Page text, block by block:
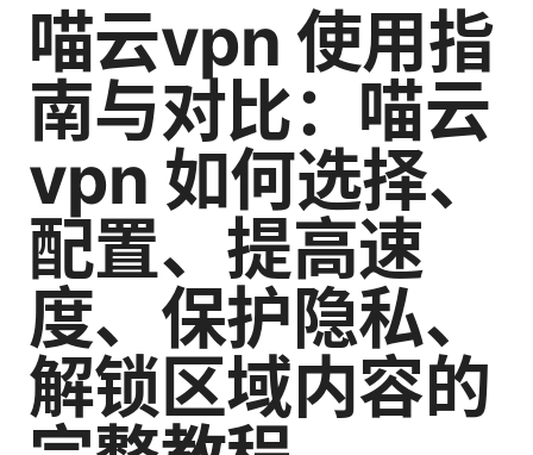
喵云vpn 使用指
南与对比：喵云
vpn 如何选择、
配置、提高速
度、保护隐私、
解锁区域内容的